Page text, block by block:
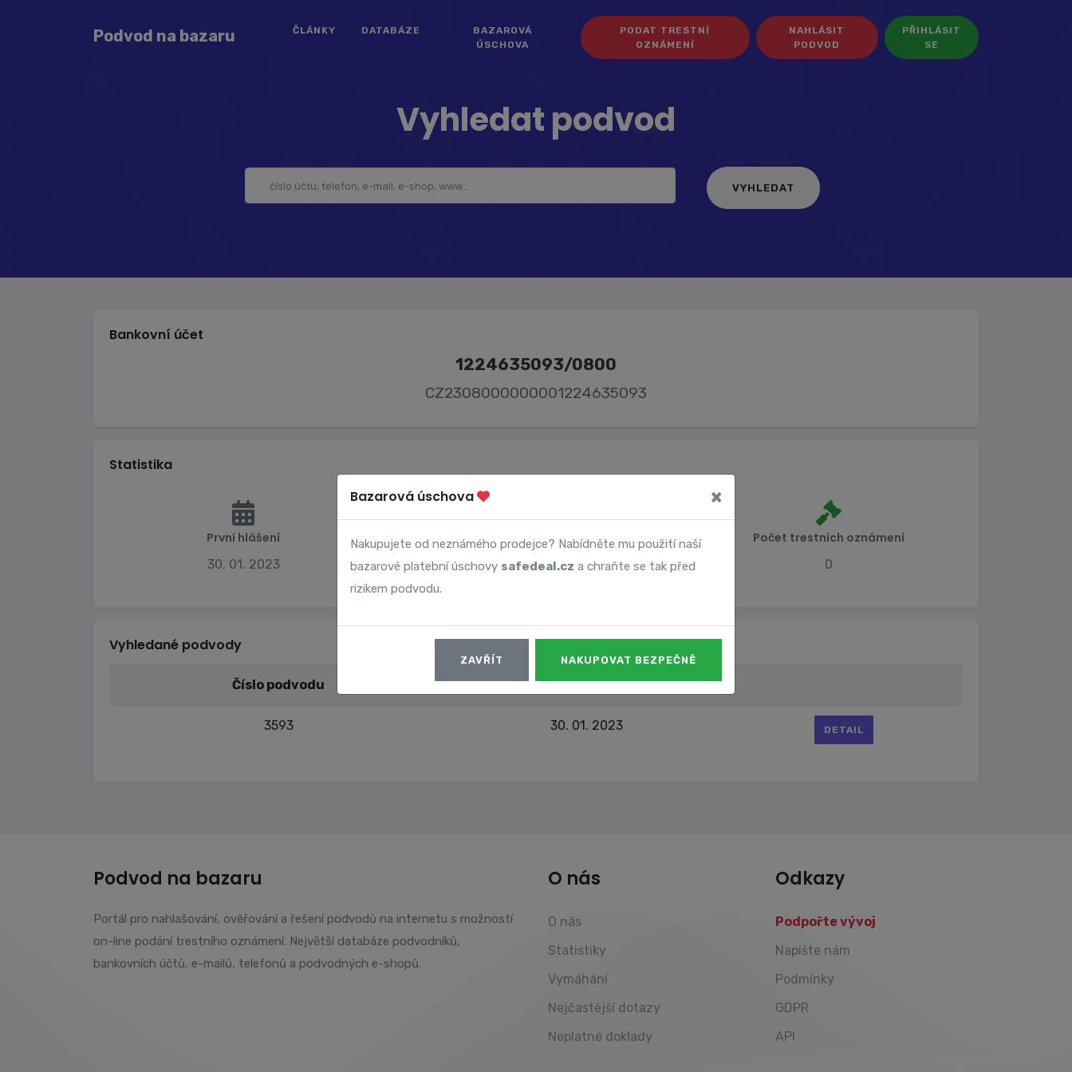
Podvod na bazaru ČLÁNKY DATABÁZE
BAZAROVÁ
ÚSCHOVA
PODAT TRESTNÍ
OZNÁMENÍ
NAHLÁSIT
PODVOD
PŘIHLÁSIT
SE
Vyhledat podvod
Bankovní účet
1224635093/0800
CZ2308000000001224635093
Statistika
První hlášení
30. 01. 2023
Majitel účtu
-
Počet trestních oznámení
0
Vyhledané podvody
Číslo podvodu Datum
3593 30. 01. 2023 DETAIL
Podvod na bazaru
Portál pro nahlašování, ověřování a řešení podvodů na internetu s možností
on-line podání trestního oznámení. Největší databáze podvodníků,
bankovních účtů, e-mailů, telefonů a podvodných e-shopů.
O nás
O nás
Statistiky
Vymáhání
Nejčastější dotazy
Neplatné doklady
Odkazy
Podpořte vývoj
Napište nám
Podmínky
GDPR
API
Bazarová úschova ×
Nakupujete od neznámého prodejce? Nabídněte mu použití naší
bazarové platební úschovy safedeal.cz a chraňte se tak před
rizikem podvodu.
ZAVŘÍT NAKUPOVAT BEZPEČNĚ